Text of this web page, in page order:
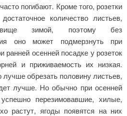
погибают. Кроме того, розетки
количество листьев,
зимой, поэтому без
оно может подмерзнуть при
ранней осенней посадке у розеток
и приживаемость их низкая.
обрезать половину листьев,
лучше. Но обычно при осенней
перезимовавшие, хилые,
растут, ягоды появятся на них